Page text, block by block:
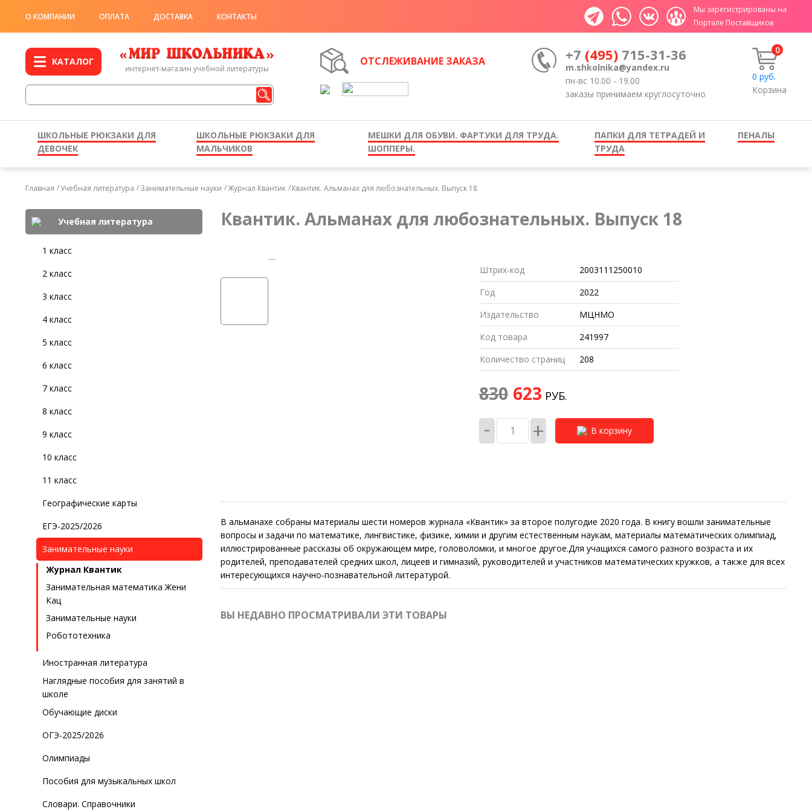
О КОМПАНИИ ОПЛАТА ДОСТАВКА КОНТАКТЫ
Мы зарегистрированы на
Портале Поставщиков
КАТАЛОГ
интернет-магазин учебной литературы
ОТСЛЕЖИВАНИЕ ЗАКАЗА +7 (495) 715-31-36
m.shkolnika@yandex.ru
пн-вс 10.00 - 19.00
заказы принимаем круглосуточно
0
0 руб.
Корзина
ШКОЛЬНЫЕ РЮКЗАКИ ДЛЯ
ДЕВОЧЕК
ШКОЛЬНЫЕ РЮКЗАКИ ДЛЯ
МАЛЬЧИКОВ
МЕШКИ ДЛЯ ОБУВИ. ФАРТУКИ ДЛЯ ТРУДА.
ШОППЕРЫ.
ПАПКИ ДЛЯ ТЕТРАДЕЙ И
ТРУДА
ПЕНАЛЫ
Главная Учебная литература Занимательные науки Журнал Квантик Квантик. Альманах для любознательных. Выпуск 18
Учебная литература
1 класс
2 класс
3 класс
4 класс
5 класс
6 класс
7 класс
8 класс
9 класс
10 класс
11 класс
Географические карты
ЕГЭ-2025/2026
Занимательные науки
Журнал Квантик
Занимательная математика Жени
Кац
Занимательные науки
Робототехника
Иностранная литература
Наглядные пособия для занятий в
школе
Обучающие диски
ОГЭ-2025/2026
Олимпиады
Пособия для музыкальных школ
Словари. Справочники
Квантик. Альманах для любознательных. Выпуск 18
Штрих-код
2003111250010
Год
2022
Издательство
МЦНМО
Код товара
241997
Количество страниц
208
830 623 РУБ.
- + В корзину
В альманахе собраны материалы шести номеров журнала «Квантик» за второе полугодие 2020 года. В книгу вошли занимательные
вопросы и задачи по математике, лингвистике, физике, химии и другим естественным наукам, материалы математических олимпиад,
иллюстрированные рассказы об окружающем мире, головоломки, и многое другое.Для учащихся самого разного возраста и их
родителей, преподавателей средних школ, лицеев и гимназий, руководителей и участников математических кружков, а также для всех
интересующихся научно-познавательной литературой.
ВЫ НЕДАВНО ПРОСМАТРИВАЛИ ЭТИ ТОВАРЫ